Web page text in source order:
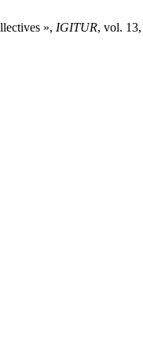
», IGITUR, vol.